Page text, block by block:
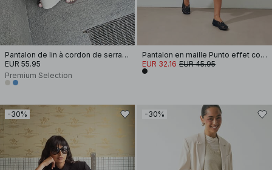
Pantalon de lin à cordon de serrage
EUR 55.95
Premium Selection
Pantalon en maille Punto effet coupé à la cheville
EUR 32.16 EUR 45.95
-30% -30%